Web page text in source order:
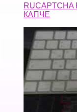
КАПЧЕ